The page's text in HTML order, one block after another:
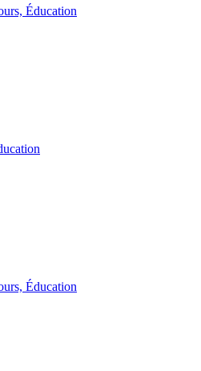
Éducation
Éducation